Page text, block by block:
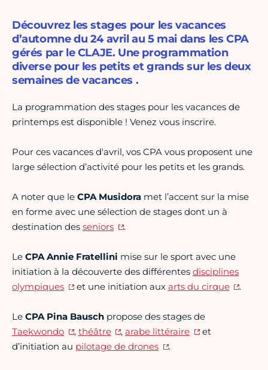
Découvrez les stages pour les vacances
d’automne du 24 avril au 5 mai dans les CPA
gérés par le CLAJE. Une programmation
diverse pour les petits et grands sur les deux
semaines de vacances .
La programmation des stages pour les vacances de
printemps est disponible ! Venez vous inscrire.
Pour ces vacances d'avril, vos CPA vous proposent une
large sélection d’activité pour les petits et les grands.
A noter que le CPA Musidora met l’accent sur la mise
en forme avec une sélection de stages dont un à
destination des seniors .
Le CPA Annie Fratellini mise sur le sport avec une
initiation à la découverte des différentes disciplines
olympiques
et une initiation aux arts du cirque .
Le CPA Pina Bausch propose des stages de
Taekwondo
, théâtre , arabe littéraire
et
d’initiation au pilotage de drones .